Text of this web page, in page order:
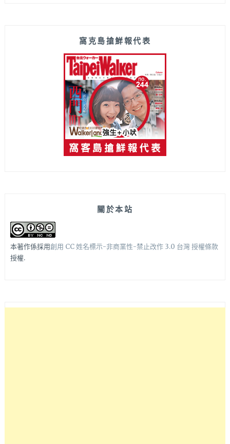
窩克島搶鮮報代表
關於本站
本著作係採用創用 CC 姓名標示-非商業性-禁止改作 3.0 台灣 授權條款
授權.